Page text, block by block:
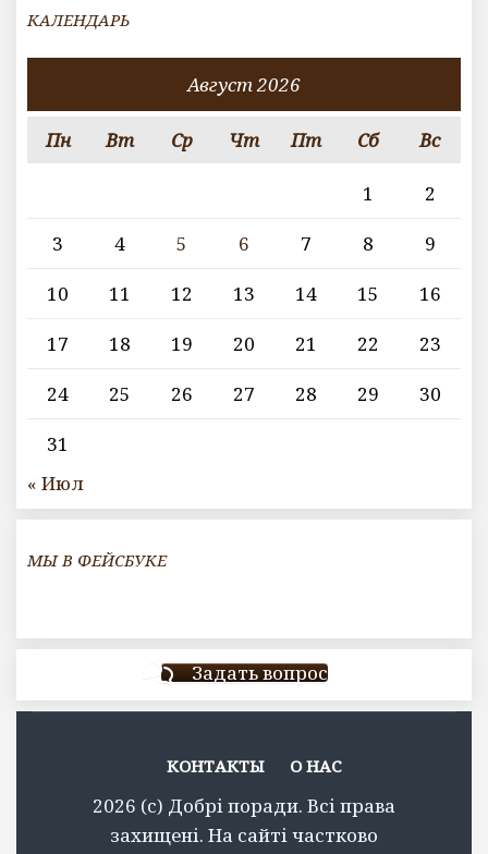
КАЛЕНДАРЬ
Август 2026
Пн Вт Ср Чт Пт Сб Вс
1
2
3
4 5 6 7 8
9
10
11 12 13 14 15
16
17
18 19 20 21 22
23
24
25 26 27 28 29
30
31
« Июл
МЫ В ФЕЙСБУКЕ
Задать вопрос
КОНТАКТЫ О НАС
2026 (c) Добрі поради. Всі права
захищені. На сайті частково